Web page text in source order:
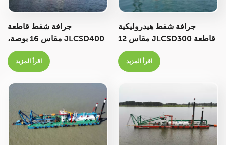
جرافة شفط هيدروليكية
قاطعة JLCSD300 مقاس 12
بوصة، سعة 1400 متر مكعب/
ساعة، لاستخراج رمال الأنهار
اقرأ المزيد
جرافة شفط قاطعة
JLCSD400 مقاس 16 بوصة،
سعة 2500 متر مكعب/ساعة
لاستخراج رمال الأنهار
اقرأ المزيد